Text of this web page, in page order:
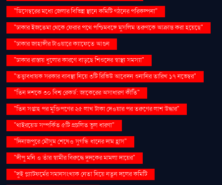
"ডিসেম্বরের মধ্যে জেলার বিভিন্ন স্থানে কমিটি গঠনের পরিকল্পনা"
"ঢাকার ইজতেমা থেকে ফেরার পথে পশ্চিমবঙ্গে মুসলিম তরুণকে আক্রান্ত করা হয়েছে"
"ঢাকার জাহাঙ্গীর টাওয়ারে ক্যাফেতে আগুন
"ঢাকার রাস্তায় ধুলোর কারণে বাড়ছে শিশুদের স্বাস্থ্য সমস্যা"
"তত্ত্বাবধায়ক সরকার ব্যবস্থা নিয়ে ৩টি রিভিউ আবেদন শুনানির তারিখ ১৭ নভেম্বর"
"তিন দশকে ৩০ বিশ্ব রেকর্ড: জাকেরের অসাধারণ কীর্তি"
"তিন সপ্তাহ পর মুক্তিপণের ২৫ লাখ টাকা দেওয়ার পর তরুণের লাশ উদ্ধার"
"থাইরয়েড সম্পর্কিত ৫টি প্রচলিত ভুল ধারণা"
"দিনাজপুরে মৌসুম শেষেও সুগন্ধি ধানের দাম হ্রাস"
"দীপু মনি ও তাঁর স্বামীর বিরুদ্ধে দুদকের মামলা দায়ের"
"দুই প্ল্যাটফর্মের সমানসংখ্যক নেতা নিয়ে নতুন দলের কমিটি